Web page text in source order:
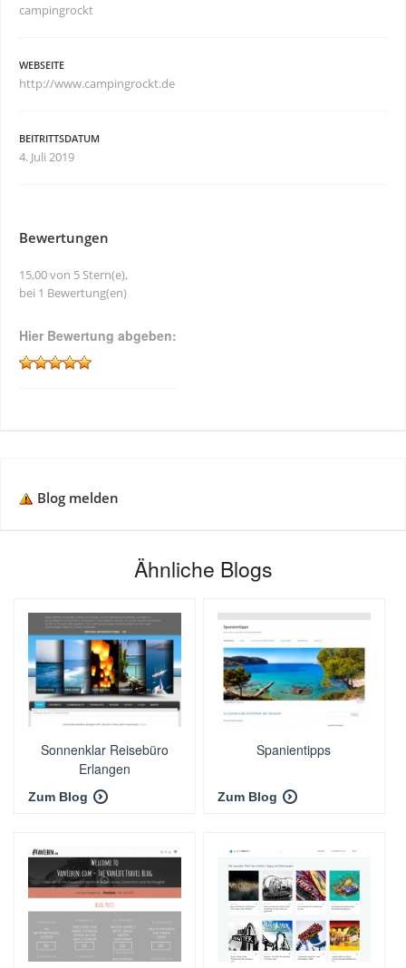
campingrockt
WEBSEITE
http://www.campingrockt.de
BEITRITTSDATUM
4. Juli 2019
Bewertungen
15,00 von 5 Stern(e),
bei 1 Bewertung(en)
Hier Bewertung abgeben:
Blog melden
Ähnliche Blogs
Sonnenklar Reisebüro
Erlangen
Zum Blog
Spanientipps
Zum Blog